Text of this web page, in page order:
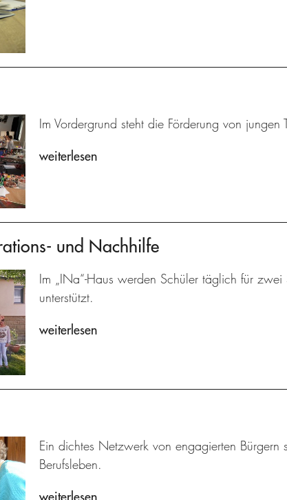
Im Vordergrund steht die Förderung von jungen
weiterlesen
und Nachhilfe
Im „INa“-Haus werden Schüler täglich für
unterstützt.
weiterlesen
Ein dichtes Netzwerk von engagierten
Berufsleben.
weiterlesen